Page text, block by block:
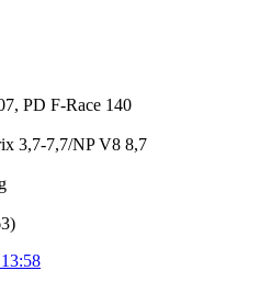
PD F-Race 140
3,7-7,7/NP V8 8,7